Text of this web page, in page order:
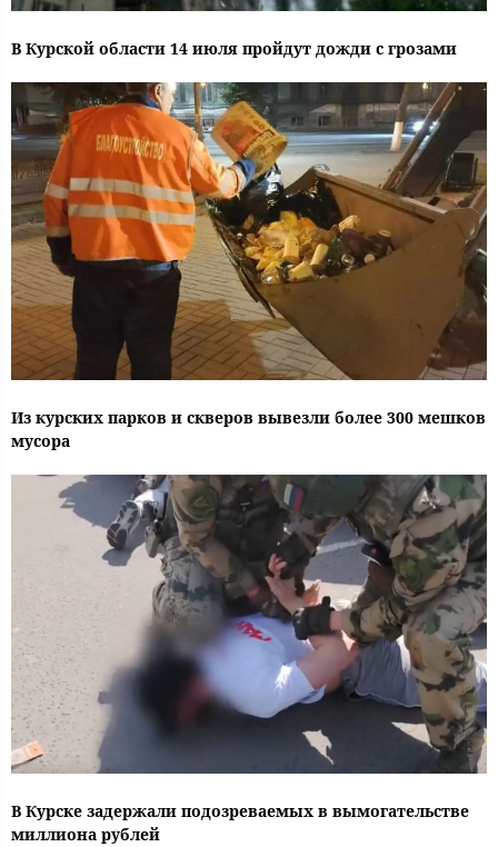
В Курской области 14 июля пройдут дожди с грозами
Из курских парков и скверов вывезли более 300 мешков
мусора
В Курске задержали подозреваемых в вымогательстве
миллиона рублей